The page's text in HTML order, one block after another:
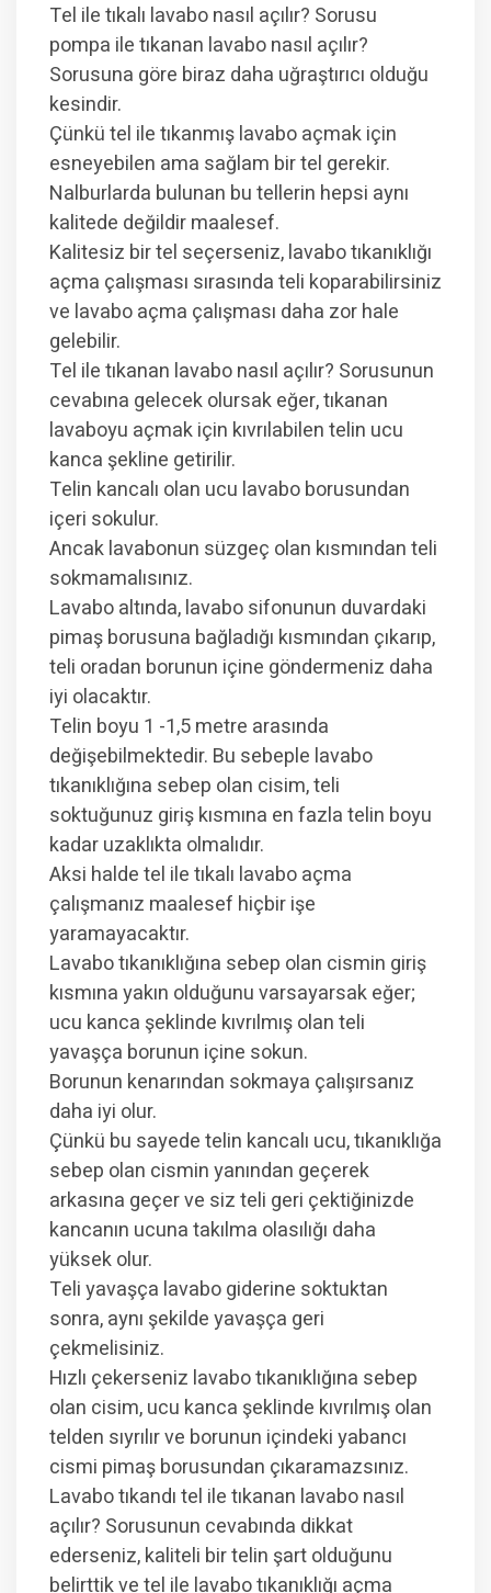
Tel ile tıkalı lavabo nasıl açılır? Sorusu
pompa ile tıkanan lavabo nasıl açılır?
Sorusuna göre biraz daha uğraştırıcı olduğu
kesindir.
Çünkü tel ile tıkanmış lavabo açmak için
esneyebilen ama sağlam bir tel gerekir.
Nalburlarda bulunan bu tellerin hepsi aynı
kalitede değildir maalesef.
Kalitesiz bir tel seçerseniz, lavabo tıkanıklığı
açma çalışması sırasında teli koparabilirsiniz
ve lavabo açma çalışması daha zor hale
gelebilir.
Tel ile tıkanan lavabo nasıl açılır? Sorusunun
cevabına gelecek olursak eğer, tıkanan
lavaboyu açmak için kıvrılabilen telin ucu
kanca şekline getirilir.
Telin kancalı olan ucu lavabo borusundan
içeri sokulur.
Ancak lavabonun süzgeç olan kısmından teli
sokmamalısınız.
Lavabo altında, lavabo sifonunun duvardaki
pimaş borusuna bağladığı kısmından çıkarıp,
teli oradan borunun içine göndermeniz daha
iyi olacaktır.
Telin boyu 1 -1,5 metre arasında
değişebilmektedir. Bu sebeple lavabo
tıkanıklığına sebep olan cisim, teli
soktuğunuz giriş kısmına en fazla telin boyu
kadar uzaklıkta olmalıdır.
Aksi halde tel ile tıkalı lavabo açma
çalışmanız maalesef hiçbir işe
yaramayacaktır.
Lavabo tıkanıklığına sebep olan cismin giriş
kısmına yakın olduğunu varsayarsak eğer;
ucu kanca şeklinde kıvrılmış olan teli
yavaşça borunun içine sokun.
Borunun kenarından sokmaya çalışırsanız
daha iyi olur.
Çünkü bu sayede telin kancalı ucu, tıkanıklığa
sebep olan cismin yanından geçerek
arkasına geçer ve siz teli geri çektiğinizde
kancanın ucuna takılma olasılığı daha
yüksek olur.
Teli yavaşça lavabo giderine soktuktan
sonra, aynı şekilde yavaşça geri
çekmelisiniz.
Hızlı çekerseniz lavabo tıkanıklığına sebep
olan cisim, ucu kanca şeklinde kıvrılmış olan
telden sıyrılır ve borunun içindeki yabancı
cismi pimaş borusundan çıkaramazsınız.
Lavabo tıkandı tel ile tıkanan lavabo nasıl
açılır? Sorusunun cevabında dikkat
ederseniz, kaliteli bir telin şart olduğunu
belirttik ve tel ile lavabo tıkanıklığı açma